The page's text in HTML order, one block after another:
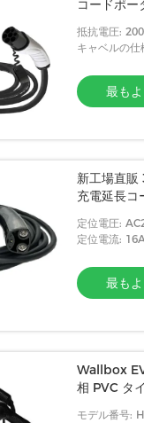
コードポ
抵抗電圧:
キャベルの仕
最も
新工場直
充電延長
定位電圧:
定位電流:
最も
Wallbox
相 PVC タ
モデル番号: